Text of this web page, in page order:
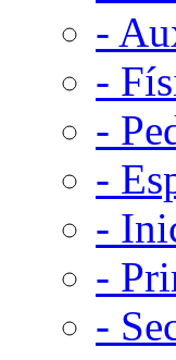
-
-
-
-
-
-
-